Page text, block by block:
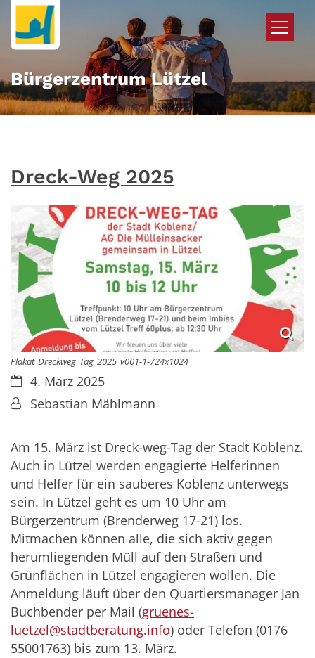
Zum Inhalt springen
Bürgerzentrum Lützel
Dreck-Weg 2025
Plakat_Dreckweg_Tag_2025_v001-1-724x1024
Datum:
4. März 2025
Von:Sebastian Mählmann
Am 15. März ist Dreck-weg-Tag der Stadt Koblenz.
Auch in Lützel werden engagierte Helferinnen
und Helfer für ein sauberes Koblenz unterwegs
sein. In Lützel geht es um 10 Uhr am
Bürgerzentrum (Brenderweg 17-21) los.
Mitmachen können alle, die sich aktiv gegen
herumliegenden Müll auf den Straßen und
Grünflächen in Lützel engagieren wollen. Die
Anmeldung läuft über den Quartiersmanager Jan
Buchbender per Mail (gruenes-
luetzel@stadtberatung.info) oder Telefon (0176
55001763) bis zum 13. März.